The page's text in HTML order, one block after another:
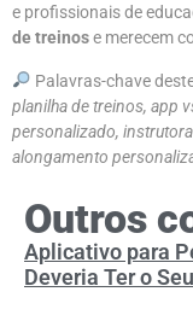
e profissionais de
de treinose merecem
Palavras-chave
planilha de treinos, app
personalizado,
alongamento
Outros
Aplicativo para
Deveria Ter o